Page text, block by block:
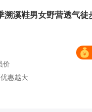
溯溪鞋男女野营透气徒
价
惠越大